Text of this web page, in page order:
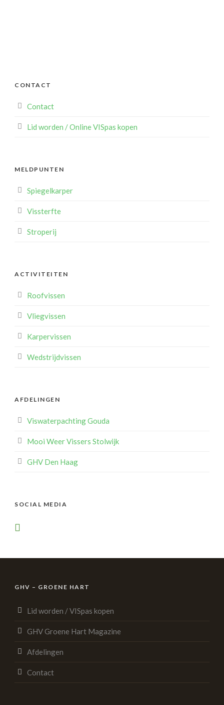
CONTACT
Contact
Lid worden / Online VISpas kopen
MELDPUNTEN
Spiegelkarper
Vissterfte
Stroperij
ACTIVITEITEN
Roofvissen
Vliegvissen
Karpervissen
Wedstrijdvissen
AFDELINGEN
Viswaterpachting Gouda
Mooi Weer Vissers Stolwijk
GHV Den Haag
SOCIAL MEDIA
GHV – GROENE HART
Lid worden / VISpas kopen
GHV Groene Hart Magazine
Afdelingen
Contact